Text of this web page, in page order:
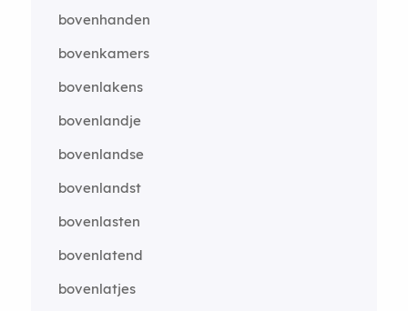
bovenhanden
bovenkamers
bovenlakens
bovenlandje
bovenlandse
bovenlandst
bovenlasten
bovenlatend
bovenlatjes